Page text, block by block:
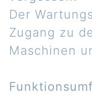
Der
Zugang zu
Maschinen